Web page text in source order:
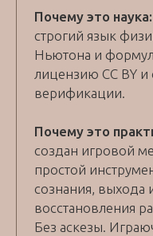
Почему это наука:
строгий язык
Ньютона и
лицензию CC BY
верификации.
Почему это
создан игровой
простой
сознания, выхода
восстановления
Без аскезы.